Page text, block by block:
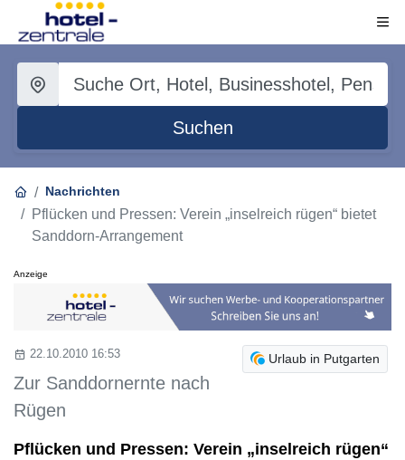
Suchen
Nachrichten
Pflücken und Pressen: Verein „inselreich rügen“ bietet
Sanddorn-Arrangement
Anzeige
Urlaub in Putgarten
22.10.2010 16:53
Zur Sanddornernte nach
Rügen
Pflücken und Pressen: Verein „inselreich rügen“